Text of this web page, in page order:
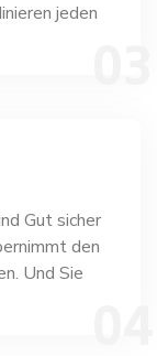
jeden
Gut sicher
den
Und Sie